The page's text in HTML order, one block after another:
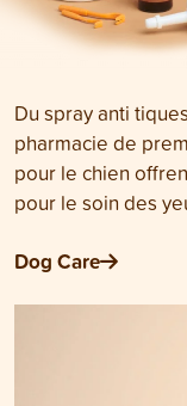
Du spray anti
pharmacie de
pour le chien
pour le soin des
Dog Care